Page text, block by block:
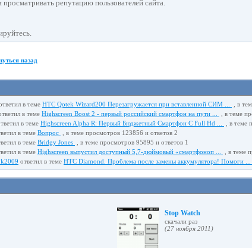
репутацию пользователей сайта.
назад
в теме HTC Qotek Wizard200 Перезагружается при вставленной СИМ ... , в
в теме Highscreen Boost 2 - первый российский смартфон на пути ... , в теме
в теме Highscreen Alpha R: Первый Бюджетный Смартфон С Full Hd ... , в теме
в теме Вопрос , в теме просмотров 123856 и ответов 2
в теме Bridgy Jones , в теме просмотров 95895 и ответов 1
в теме Highscreen выпустил доступный 5,7-дюймовый «смартфоноп ... , в теме
ответил в теме HTC Diamond. Проблема после замены аккумулятора! Помоги ...
Stop Watch
cкачали раз
(27 ноября 2011)